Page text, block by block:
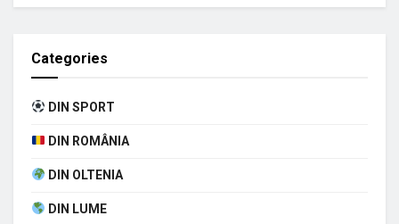
Categories
DIN SPORT
DIN ROMÂNIA
DIN OLTENIA
DIN LUME